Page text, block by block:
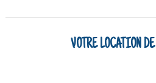
VOTRE LOCATION